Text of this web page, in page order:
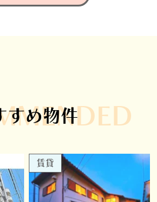
すめ物件
賃貸